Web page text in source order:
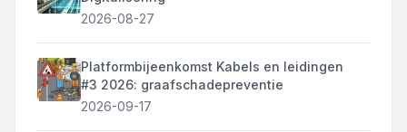
2026-08-27
Platformbijeenkomst Kabels en leidingen
#3 2026: graafschadepreventie
2026-09-17